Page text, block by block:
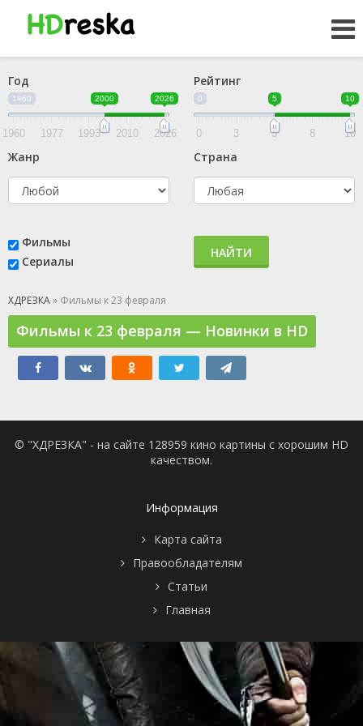
Год
1960 2000 2026
1960 1977 1993 2010 2026
Рейтинг
0 5 10
0 3 5 8 10
Жанр Страна
Фильмы
Сериалы
НАЙТИ
ХДРЕЗКА» Фильмы к 23 февраля
Фильмы к 23 февраля — Новинки в HD
© "ХДРЕЗКА" - на сайте 128959 кино картины с хорошим HD
качеством.
Информация
Карта сайта
Правообладателям
Статьи
Главная